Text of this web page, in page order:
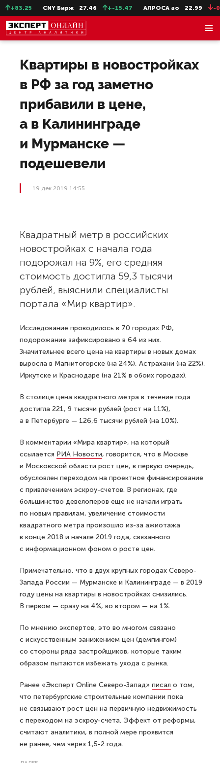
+83.25 CNY Бирж 27.46 +-15.47 АЛРОСА ао 22.99 -
Квартиры в новостройках
в РФ за год заметно
прибавили в цене,
а в Калининграде
и Мурманске —
подешевели
19 дек 2019 14:55
Квадратный метр в российских
новостройках с начала года
подорожал на 9%, его средняя
стоимость достигла 59,3 тысячи
рублей, выяснили специалисты
портала «Мир квартир».
Исследование проводилось в 70 городах РФ,
подорожание зафиксировано в 64 из них.
Значительнее всего цена на квартиры в новых домах
выросла в Магнитогорске (на 24%), Астрахани (на 22%),
Иркутске и Краснодаре (на 21% в обоих городах).
В столице цена квадратного метра в течение года
достигла 221, 9 тысячи рублей (рост на 11%),
а в Петербурге — 126,6 тысячи рублей (на 10%).
В комментарии «Мира квартир», на который
ссылается РИА Новости, говорится, что в Москве
и Московской области рост цен, в первую очередь,
обусловлен переходом на проектное финансирование
с привлечением эскроу-счетов. В регионах, где
большинство девелоперов еще не начали играть
по новым правилам, увеличение стоимости
квадратного метра произошло из-за ажиотажа
в конце 2018 и начале 2019 года, связанного
с информационном фоном о росте цен.
Примечательно, что в двух крупных городах Северо-
Запада России — Мурманске и Калининграде — в 2019
году цены на квартиры в новостройках снизились.
В первом — сразу на 4%, во втором — на 1%.
По мнению экспертов, это во многом связано
с искусственным занижением цен (демпингом)
со стороны ряда застройщиков, которые таким
образом пытаются избежать ухода с рынка.
Ранее «Эксперт Online Северо-Запад» писал о том,
что петербургские строительные компании пока
не связывают рост цен на первичную недвижимость
с переходом на эскроу-счета. Эффект от реформы,
считают аналитики, в полной мере проявится
не ранее, чем через 1,5-2 года.